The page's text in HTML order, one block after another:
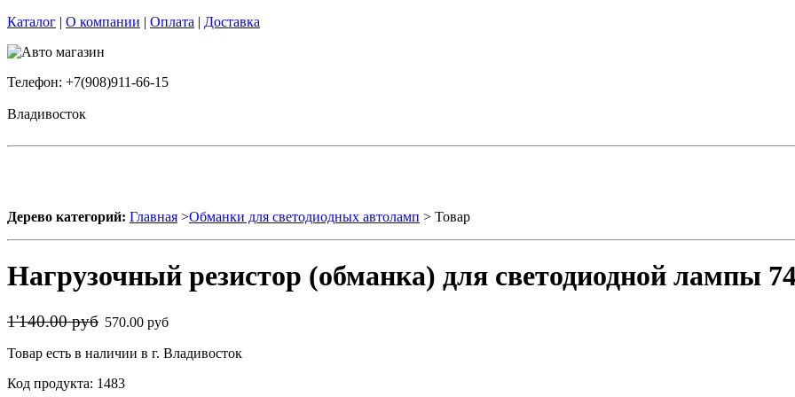
Каталог | О компании | Оплата | Доставка
Телефон: +7(908)911-66-15
Владивосток
Дерево категорий: Главная >Обманки для светодиодных автоламп > Товар
Нагрузочный резистор (обманка) для светодиодной лампы
1'140.00 руб 570.00 руб
Товар есть в наличии в г. Владивосток
Код продукта: 1483